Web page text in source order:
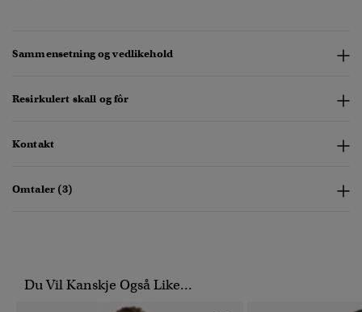
Sammensetning og vedlikehold
Resirkulert skall og fôr
Kontakt
Omtaler (3)
Du Vil Kanskje Også Like...